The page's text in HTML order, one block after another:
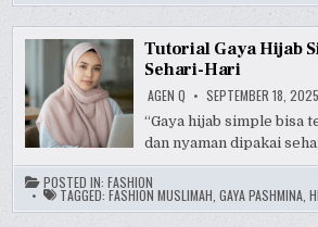
Tutorial Gaya Hijab
Sehari-Hari
AGEN Q SEPTEMBER 18, 2025
“Gaya hijab simple bisa
dan nyaman dipakai
POSTED IN:FASHION
TAGGED:FASHION MUSLIMAH ,GAYA PASHMINA ,